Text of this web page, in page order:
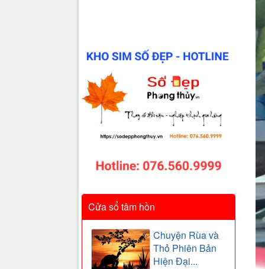
Cửa sổ tâm hồn
Chuyện Rùa và
Thỏ Phiên Bản
Hiện Đại...